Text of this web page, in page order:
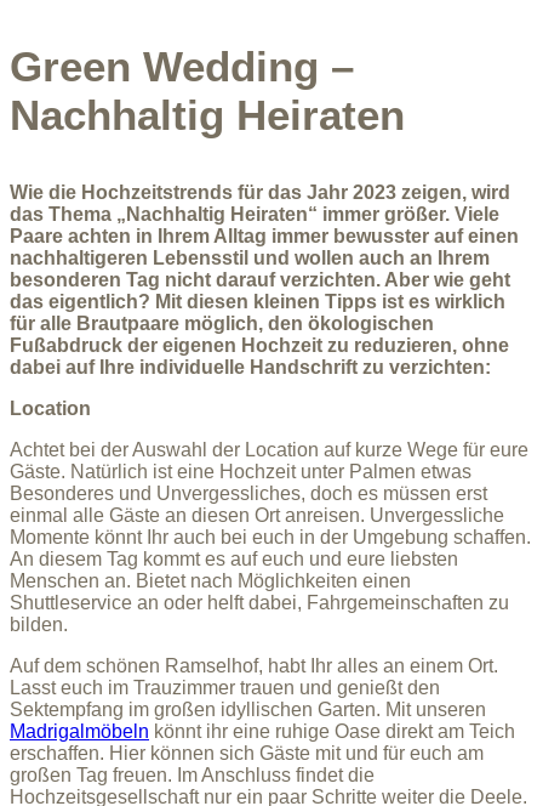
Green Wedding –
Nachhaltig Heiraten
Wie die Hochzeitstrends für das Jahr 2023 zeigen, wird
das Thema „Nachhaltig Heiraten“ immer größer. Viele
Paare achten in Ihrem Alltag immer bewusster auf einen
nachhaltigeren Lebensstil und wollen auch an Ihrem
besonderen Tag nicht darauf verzichten. Aber wie geht
das eigentlich? Mit diesen kleinen Tipps ist es wirklich
für alle Brautpaare möglich, den ökologischen
Fußabdruck der eigenen Hochzeit zu reduzieren, ohne
dabei auf Ihre individuelle Handschrift zu verzichten:
Location
Achtet bei der Auswahl der Location auf kurze Wege für eure
Gäste. Natürlich ist eine Hochzeit unter Palmen etwas
Besonderes und Unvergessliches, doch es müssen erst
einmal alle Gäste an diesen Ort anreisen. Unvergessliche
Momente könnt Ihr auch bei euch in der Umgebung schaffen.
An diesem Tag kommt es auf euch und eure liebsten
Menschen an. Bietet nach Möglichkeiten einen
Shuttleservice an oder helft dabei, Fahrgemeinschaften zu
bilden.
Auf dem schönen Ramselhof, habt Ihr alles an einem Ort.
Lasst euch im Trauzimmer trauen und genießt den
Sektempfang im großen idyllischen Garten. Mit unseren
Madrigalmöbeln könnt ihr eine ruhige Oase direkt am Teich
erschaffen. Hier können sich Gäste mit und für euch am
großen Tag freuen. Im Anschluss findet die
Hochzeitsgesellschaft nur ein paar Schritte weiter die Deele.